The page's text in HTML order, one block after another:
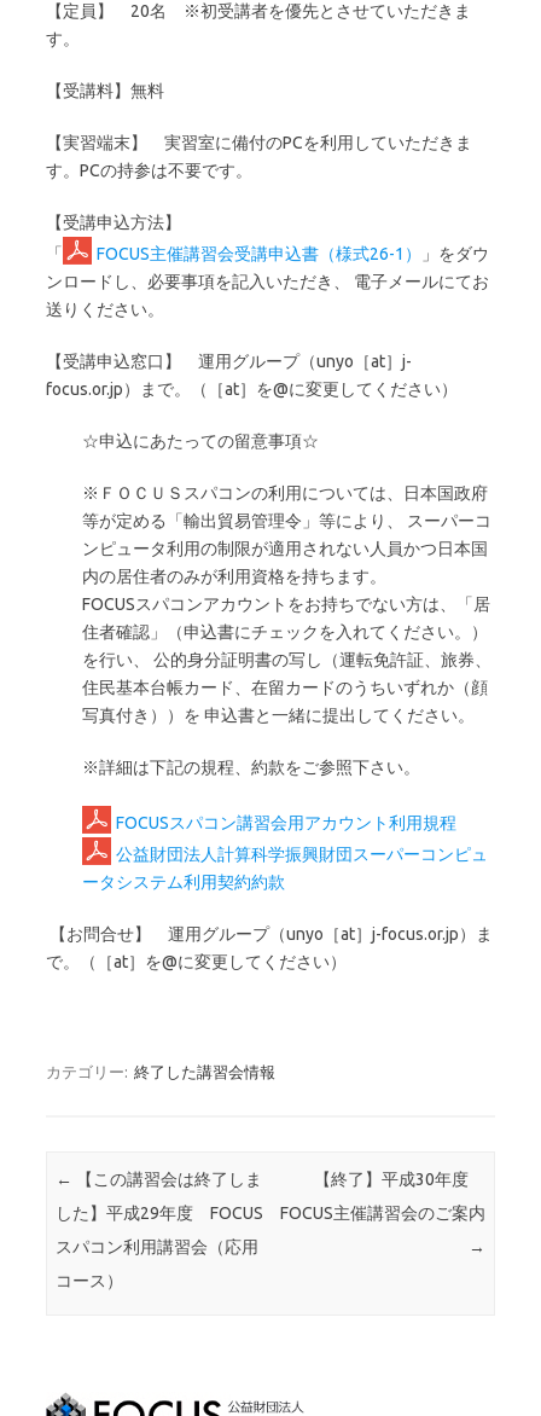
【定員】 20名 ※初受講者を優先とさせていただきま
す。
【受講料】無料
【実習端末】 実習室に備付のPCを利用していただきま
す。PCの持参は不要です。
【受講申込方法】
「
FOCUS主催講習会受講申込書（様式26-1）
」をダウ
ンロードし、必要事項を記入いただき、 電子メールにてお
送りください。
【受講申込窓口】 運用グループ（unyo［at］j-
focus.or.jp）まで。（［at］を@に変更してください）
☆申込にあたっての留意事項☆
※ＦＯＣＵＳスパコンの利用については、日本国政府
等が定める「輸出貿易管理令」等により、 スーパーコ
ンピュータ利用の制限が適用されない人員かつ日本国
内の居住者のみが利用資格を持ちます。
FOCUSスパコンアカウントをお持ちでない方は、「居
住者確認」（申込書にチェックを入れてください。）
を行い、 公的身分証明書の写し（運転免許証、旅券、
住民基本台帳カード、在留カードのうちいずれか（顔
写真付き））を 申込書と一緒に提出してください。
※詳細は下記の規程、約款をご参照下さい。
FOCUSスパコン講習会用アカウント利用規程
公益財団法人計算科学振興財団スーパーコンピュ
ータシステム利用契約約款
【お問合せ】 運用グループ（unyo［at］j-focus.or.jp）ま
で。（［at］を@に変更してください）
カテゴリー: 終了した講習会情報
投稿ナビゲーション
←
【この講習会は終了しま
した】平成29年度 FOCUS
スパコン利用講習会（応用
コース）
【終了】平成30年度
FOCUS主催講習会のご案内
→